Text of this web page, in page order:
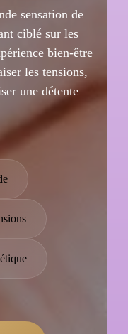
sensation de
ciblé sur les
bien-être
les tensions,
une détente